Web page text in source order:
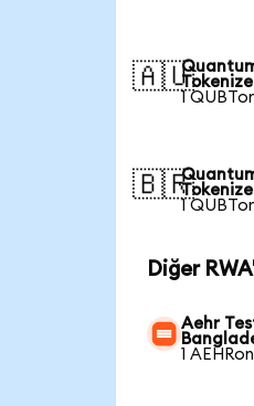
🇦🇺
1
🇧🇷
1
Diğer
Aehr
1